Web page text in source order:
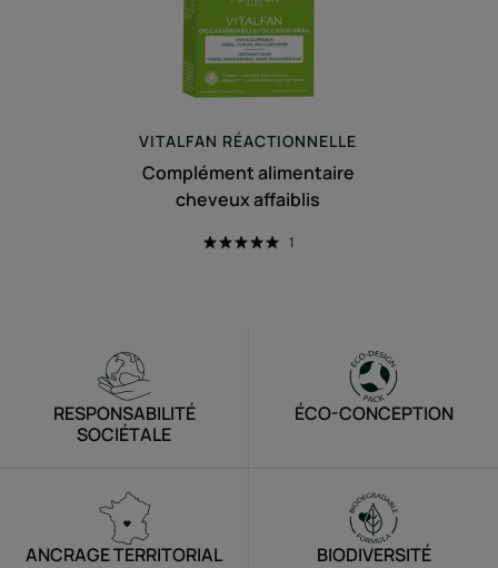
VITALFAN RÉACTIONNELLE
Complément alimentaire
cheveux affaiblis
1
RESPONSABILITÉ
SOCIÉTALE
ÉCO-CONCEPTION
ANCRAGE TERRITORIAL BIODIVERSITÉ